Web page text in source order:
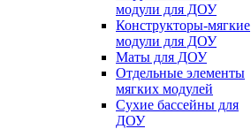
модули для ДОУ
Конструкторы-мягкие
модули для ДОУ
Маты для ДОУ
Отдельные элементы
мягких модулей
Сухие бассейны для
ДОУ